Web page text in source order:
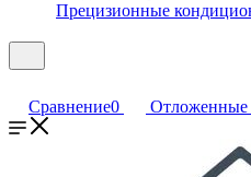
Прецизионные
Сравнение0 Отложенные